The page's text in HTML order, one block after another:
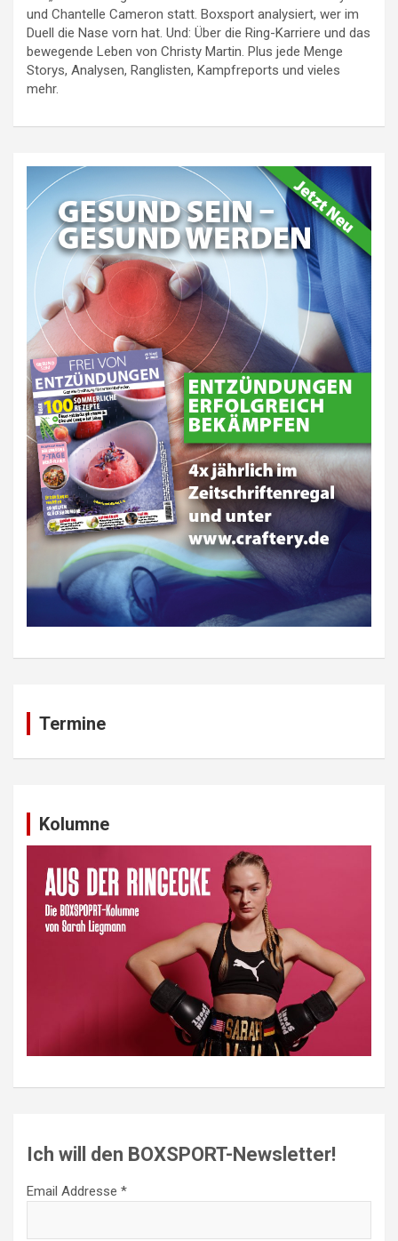
und Chantelle Cameron statt. Boxsport analysiert, wer im
Duell die Nase vorn hat. Und: Über die Ring-Karriere und das
bewegende Leben von Christy Martin. Plus jede Menge
Storys, Analysen, Ranglisten, Kampfreports und vieles
mehr.
Termine
Kolumne
Ich will den BOXSPORT-Newsletter!
Email Addresse *